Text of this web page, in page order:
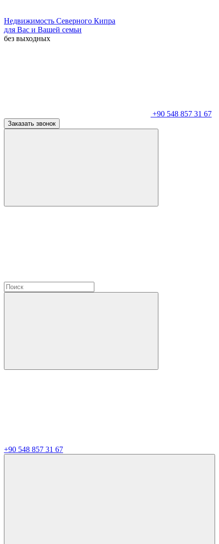
Недвижимость Северного Кипра
для Вас и Вашей семьи
без выходных
+90 548 857 31 67
Заказать звонок
+90 548 857 31 67